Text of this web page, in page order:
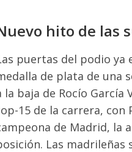
hito de las
puertas del podio ya
de plata de una
la baja de Rocío
15 de la carrera, con
de Madrid, la
Las madrileñas